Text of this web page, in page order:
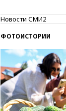
Новости СМИ2
ФОТОИСТОРИИ